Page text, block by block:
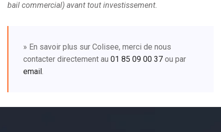
bail commercial) avant tout investissement.
» En savoir plus sur Colisee, merci de nous
contacter directement au 01 85 09 00 37 ou par
email .